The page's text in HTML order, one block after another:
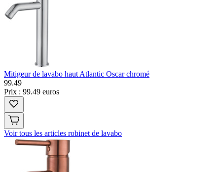
Mitigeur de lavabo haut Atlantic Oscar chromé
99.49
Prix : 99.49 euros
Voir tous les articles robinet de lavabo